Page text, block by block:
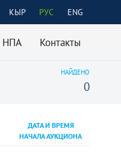
КЫР РУС ENG
НПА Контакты
НАЙДЕНО
0
ДАТА И ВРЕМЯ
НАЧАЛА АУКЦИОНА